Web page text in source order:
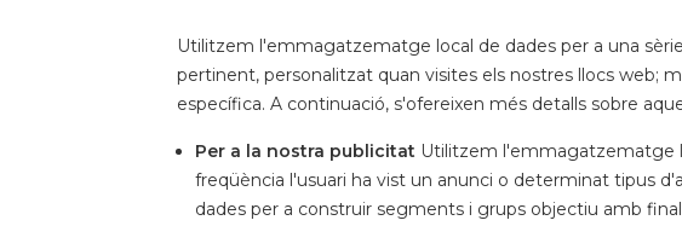
Utilitzem l'emmagatzematge local de dades per a una
pertinent, personalitzat quan visites els nostres llocs web;
específica. A continuació, s'ofereixen més detalls sobre
Per a la nostra publicitat Utilitzem l'emmagatzematge
freqüència l'usuari ha vist un anunci o determinat tipus
dades per a construir segments i grups objectiu amb